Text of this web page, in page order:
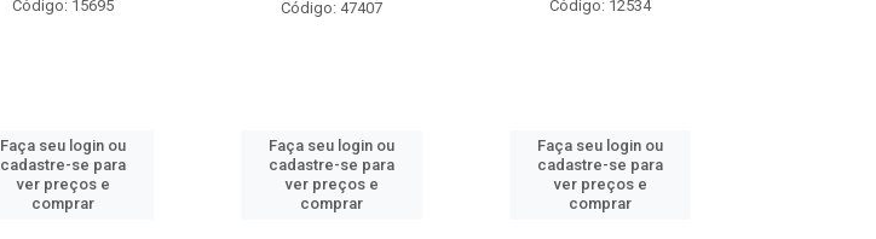
Código: 15695
Faça seu login ou
cadastre-se para
ver preços e
comprar
Código: 47407
Faça seu login ou
cadastre-se para
ver preços e
comprar
Código: 12534
Faça seu login ou
cadastre-se para
ver preços e
comprar